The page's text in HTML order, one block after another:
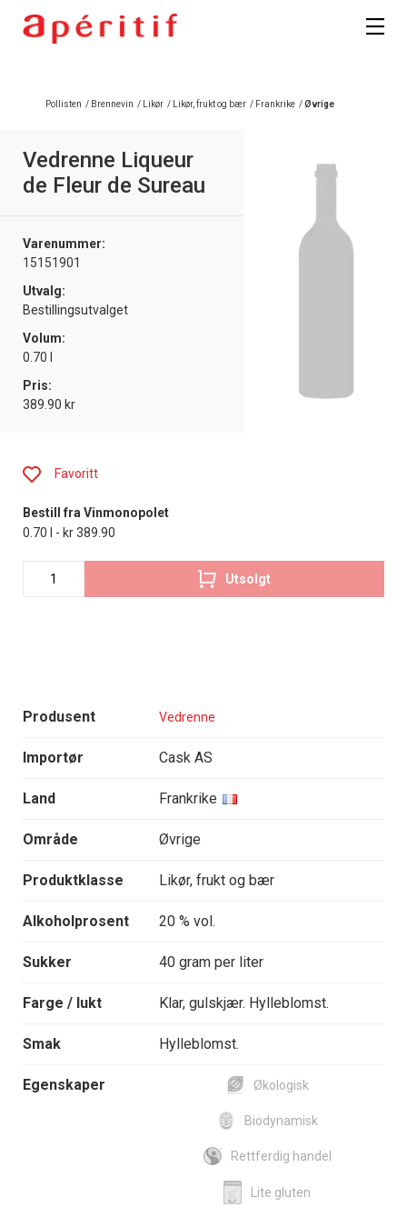
Pollisten / Brennevin / Likør / Likør, frukt og bær / Frankrike /Øvrige
Vedrenne Liqueur
de Fleur de Sureau
Varenummer:
15151901
Utvalg:
Bestillingsutvalget
Volum:
0.70 l
Pris:
389.90 kr
Produsent Vedrenne
Importør Cask AS
Land Frankrike
Område Øvrige
Produktklasse Likør, frukt og bær
Alkoholprosent 20 % vol.
Sukker 40 gram per liter
Farge / lukt Klar, gulskjær. Hylleblomst.
Smak Hylleblomst.
Egenskaper Økologisk
Biodynamisk
Rettferdig handel
Lite gluten
Favoritt
Bestill fra Vinmonopolet
0.70 l - kr 389.90
Utsolgt